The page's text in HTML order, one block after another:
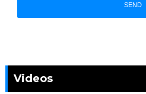
Videos